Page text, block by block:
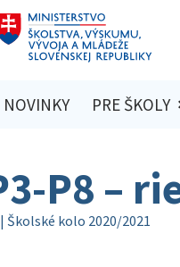
NOVINKY PRE ŠKOLY
P8 –
Školské kolo 2020/2021